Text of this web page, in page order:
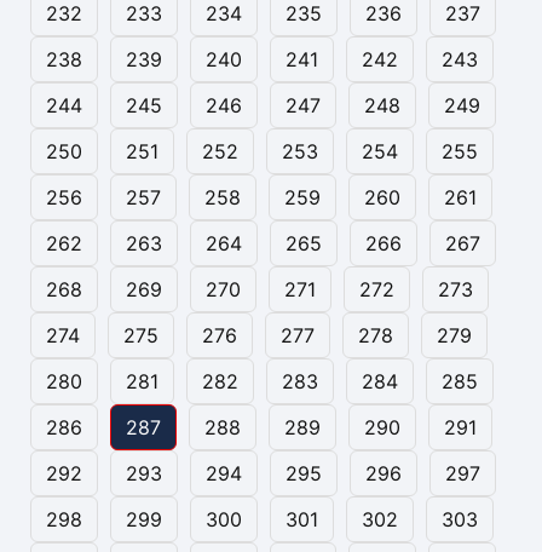
232
233 234 235 236
237
238
239 240 241 242
243
244
245 246 247 248
249
250
251 252 253 254
255
256
257 258 259 260
261
262
263 264 265 266
267
268
269 270 271 272
273
274
275 276 277 278
279
280
281 282 283 284
285
286
287 288 289 290
291
292
293 294 295 296
297
298
299 300 301 302
303